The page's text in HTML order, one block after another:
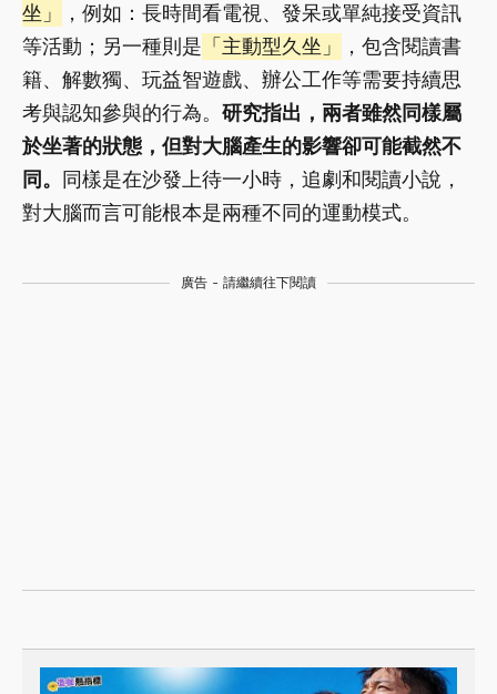
坐」
，例如：長時間看電視、發呆或單純接受資訊
等活動；另一種則是 「主動型久坐」
，包含閱讀書
籍、解數獨、玩益智遊戲、辦公工作等需要持續思
考與認知參與的行為。 研究指出，兩者雖然同樣屬
於坐著的狀態，但對大腦產生的影響卻可能截然不
同。
同樣是在沙發上待一小時，追劇和閱讀小說，
對大腦而言可能根本是兩種不同的運動模式。
廣告 - 請繼續往下閱讀